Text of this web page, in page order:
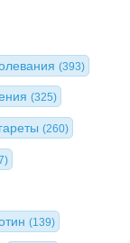
(393)
(325)
(260)
(139)